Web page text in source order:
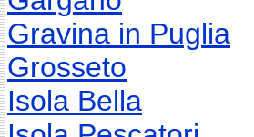
Gravina in Puglia
Grosseto
Isola Bella